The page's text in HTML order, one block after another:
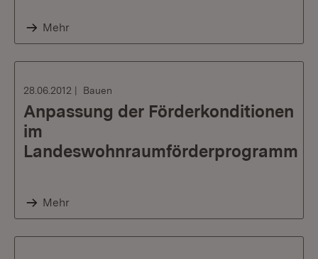
Mehr
28.06.2012 Bauen
Anpassung der Förderkonditionen
im
Landeswohnraumförderprogramm
Mehr